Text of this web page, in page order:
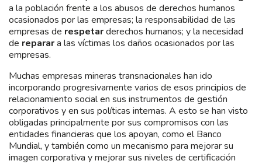
a la población frente a los abusos de derechos humanos
ocasionados por las empresas; la responsabilidad de las
empresas de respetarderechos humanos; y la necesidad
de reparara las víctimas los daños ocasionados por las
empresas.
Muchas empresas mineras transnacionales han ido
incorporando progresivamente varios de esos principios de
relacionamiento social en sus instrumentos de gestión
corporativos y en sus políticas internas. A esto se han visto
obligadas principalmente por sus compromisos con las
entidades financieras que los apoyan, como el Banco
Mundial, y también como un mecanismo para mejorar su
imagen corporativa y mejorar sus niveles de certificación